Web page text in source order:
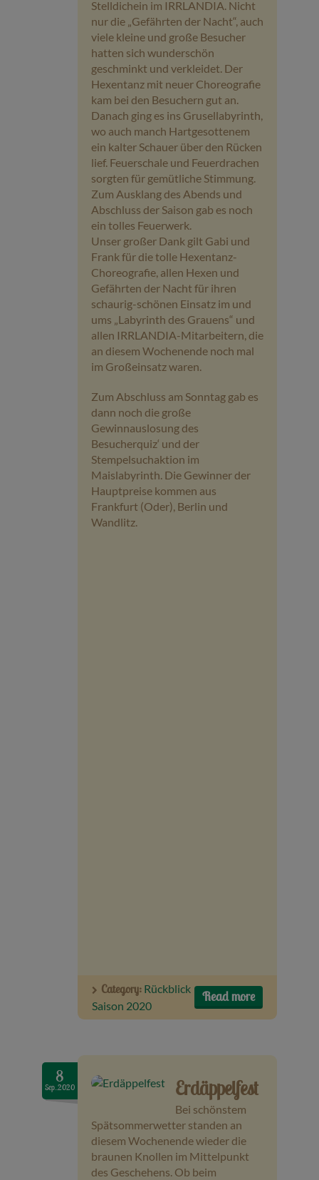
Stelldichein im IRRLANDIA. Nicht
nur die „Gefährten der Nacht“, auch
viele kleine und große Besucher
hatten sich wunderschön
geschminkt und verkleidet. Der
Hexentanz mit neuer Choreografie
kam bei den Besuchern gut an.
Danach ging es ins Grusellabyrinth,
wo auch manch Hartgesottenem
ein kalter Schauer über den Rücken
lief. Feuerschale und Feuerdrachen
sorgten für gemütliche Stimmung.
Zum Ausklang des Abends und
Abschluss der Saison gab es noch
ein tolles Feuerwerk.
Unser großer Dank gilt Gabi und
Frank für die tolle Hexentanz-
Choreografie, allen Hexen und
Gefährten der Nacht für ihren
schaurig-schönen Einsatz im und
ums „Labyrinth des Grauens“ und
allen IRRLANDIA-Mitarbeitern, die
an diesem Wochenende noch mal
im Großeinsatz waren.
Zum Abschluss am Sonntag gab es
dann noch die große
Gewinnauslosung des
Besucherquiz‘ und der
Stempelsuchaktion im
Maislabyrinth. Die Gewinner der
Hauptpreise kommen aus
Frankfurt (Oder), Berlin und
Wandlitz.
Read more
Category: Rückblick
Saison 2020
8
Sep..2020 Erdäppelfest
Bei schönstem
Spätsommerwetter standen an
diesem Wochenende wieder die
braunen Knollen im Mittelpunkt
des Geschehens. Ob beim